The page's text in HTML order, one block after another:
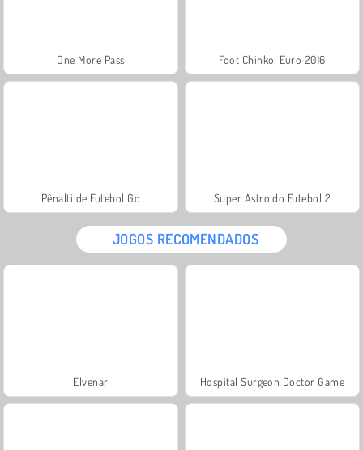
One More Pass Foot Chinko: Euro 2016
Pênalti de Futebol Go Super Astro do Futebol 2
JOGOS RECOMENDADOS
Elvenar Hospital Surgeon Doctor Game